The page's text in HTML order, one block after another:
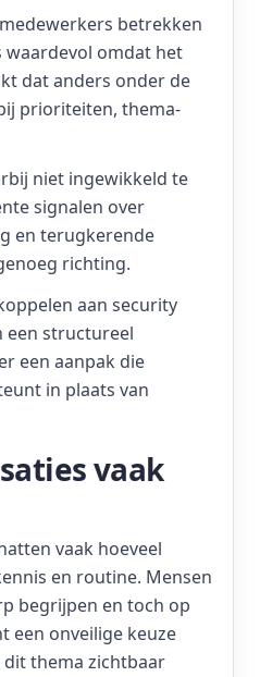
betrekken
waardevol omdat het
dat anders onder de
prioriteiten, thema-
niet ingewikkeld te
signalen over
en terugkerende
richting.
aan security
een structureel
een aanpak die
in plaats van
vaak
vaak hoeveel
en routine. Mensen
begrijpen en toch op
een onveilige keuze
thema zichtbaar